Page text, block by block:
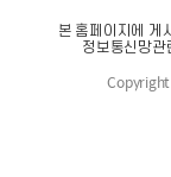
본 홈페이지에 게
정보통신망관